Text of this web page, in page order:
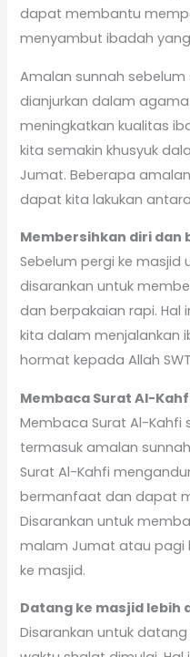
dapat membantu
menyambut ibadah
Amalan sunnah
dianjurkan dalam
meningkatkan kualitas
kita semakin khusyuk
Jumat. Beberapa
dapat kita lakukan
Membersihkan diri dan
Sebelum pergi ke masjid
disarankan untuk
dan berpakaian rapi. Hal
kita dalam menjalankan
hormat kepada Allah
Membaca Surat Al-
Membaca Surat Al-
termasuk amalan
Surat Al-Kahfi
bermanfaat dan dapat
Disarankan untuk
malam Jumat atau pagi
ke masjid.
Datang ke masjid lebih
Disarankan untuk